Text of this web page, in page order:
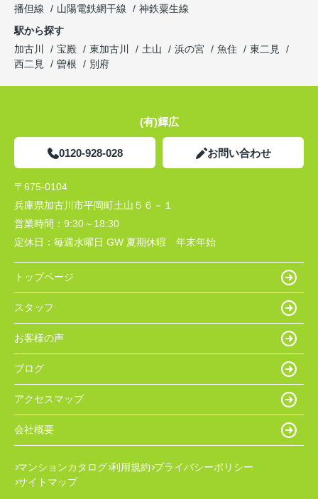
播但線
山陽電鉄網干線
神鉄粟生線
駅から探す
加古川
宝殿 東加古川 土山 浜の宮 魚住
東二見
西二見
曽根 別府
(有)輝広
0120-928-028 お問い合わせ
〒675-0104
兵庫県加古川市平岡町土山５６－１
営業時間： 9:30～18:30
定休日： 毎週水曜日 GW 夏期休暇 年末年始
トップページ
スタッフ
お客様の声
ブログ
アクセスマップ
会社概要
マンションカタログ 利用規約 プライバシーポリシー
サイトマップ